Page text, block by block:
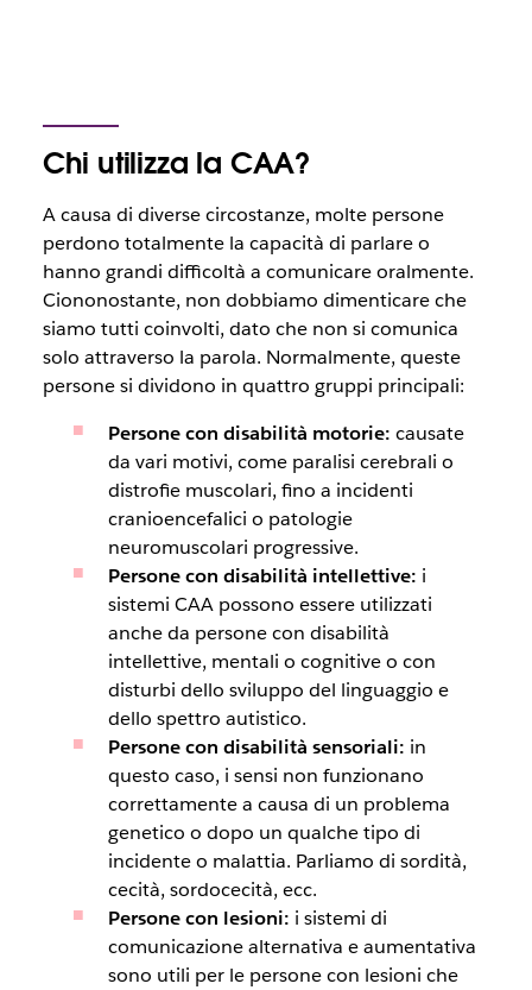
Chi utilizza la CAA?
A causa di diverse circostanze, molte persone
perdono totalmente la capacità di parlare o
hanno grandi difficoltà a comunicare oralmente.
Ciononostante, non dobbiamo dimenticare che
siamo tutti coinvolti, dato che non si comunica
solo attraverso la parola. Normalmente, queste
persone si dividono in quattro gruppi principali:
Persone con disabilità motorie: causate
da vari motivi, come paralisi cerebrali o
distrofie muscolari, fino a incidenti
cranioencefalici o patologie
neuromuscolari progressive.
Persone con disabilità intellettive: i
sistemi CAA possono essere utilizzati
anche da persone con disabilità
intellettive, mentali o cognitive o con
disturbi dello sviluppo del linguaggio e
dello spettro autistico.
Persone con disabilità sensoriali: in
questo caso, i sensi non funzionano
correttamente a causa di un problema
genetico o dopo un qualche tipo di
incidente o malattia. Parliamo di sordità,
cecità, sordocecità, ecc.
Persone con lesioni: i sistemi di
comunicazione alternativa e aumentativa
sono utili per le persone con lesioni che